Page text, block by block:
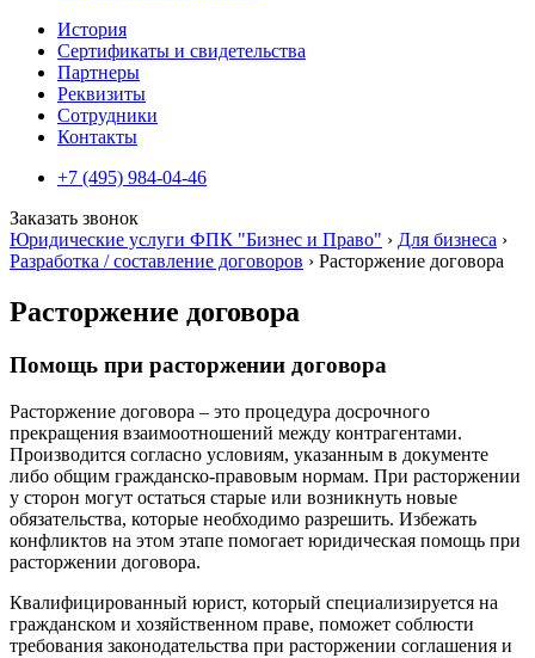
История
Сертификаты и свидетельства
Партнеры
Реквизиты
Сотрудники
Контакты
+7 (495) 984-04-46
Заказать звонок
Юридические услуги ФПК "Бизнес и Право" › Для бизнеса ›
Разработка / составление договоров › Расторжение договора
Расторжение договора
Помощь при расторжении договора
Расторжение договора – это процедура досрочного
прекращения взаимоотношений между контрагентами.
Производится согласно условиям, указанным в документе
либо общим гражданско-правовым нормам. При расторжении
у сторон могут остаться старые или возникнуть новые
обязательства, которые необходимо разрешить. Избежать
конфликтов на этом этапе помогает юридическая помощь при
расторжении договора.
Квалифицированный юрист, который специализируется на
гражданском и хозяйственном праве, поможет соблюсти
требования законодательства при расторжении соглашения и